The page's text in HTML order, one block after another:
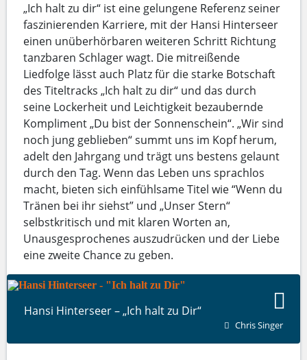
„Ich halt zu dir“ ist eine gelungene Referenz seiner
faszinierenden Karriere, mit der Hansi Hinterseer
einen unüberhörbaren weiteren Schritt Richtung
tanzbaren Schlager wagt. Die mitreißende
Liedfolge lässt auch Platz für die starke Botschaft
des Titeltracks „Ich halt zu dir“ und das durch
seine Lockerheit und Leichtigkeit bezaubernde
Kompliment „Du bist der Sonnenschein“. „Wir sind
noch jung geblieben“ summt uns im Kopf herum,
adelt den Jahrgang und trägt uns bestens gelaunt
durch den Tag. Wenn das Leben uns sprachlos
macht, bieten sich einfühlsame Titel wie “Wenn du
Tränen bei ihr siehst” und „Unser Stern“
selbstkritisch und mit klaren Worten an,
Unausgesprochenes auszudrücken und der Liebe
eine zweite Chance zu geben.
Hansi Hinterseer – „Ich halt zu Dir“
Chris Singer